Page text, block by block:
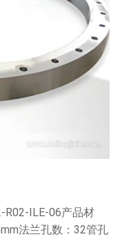
R02-ILE-06产品材
法兰孔数：32管孔